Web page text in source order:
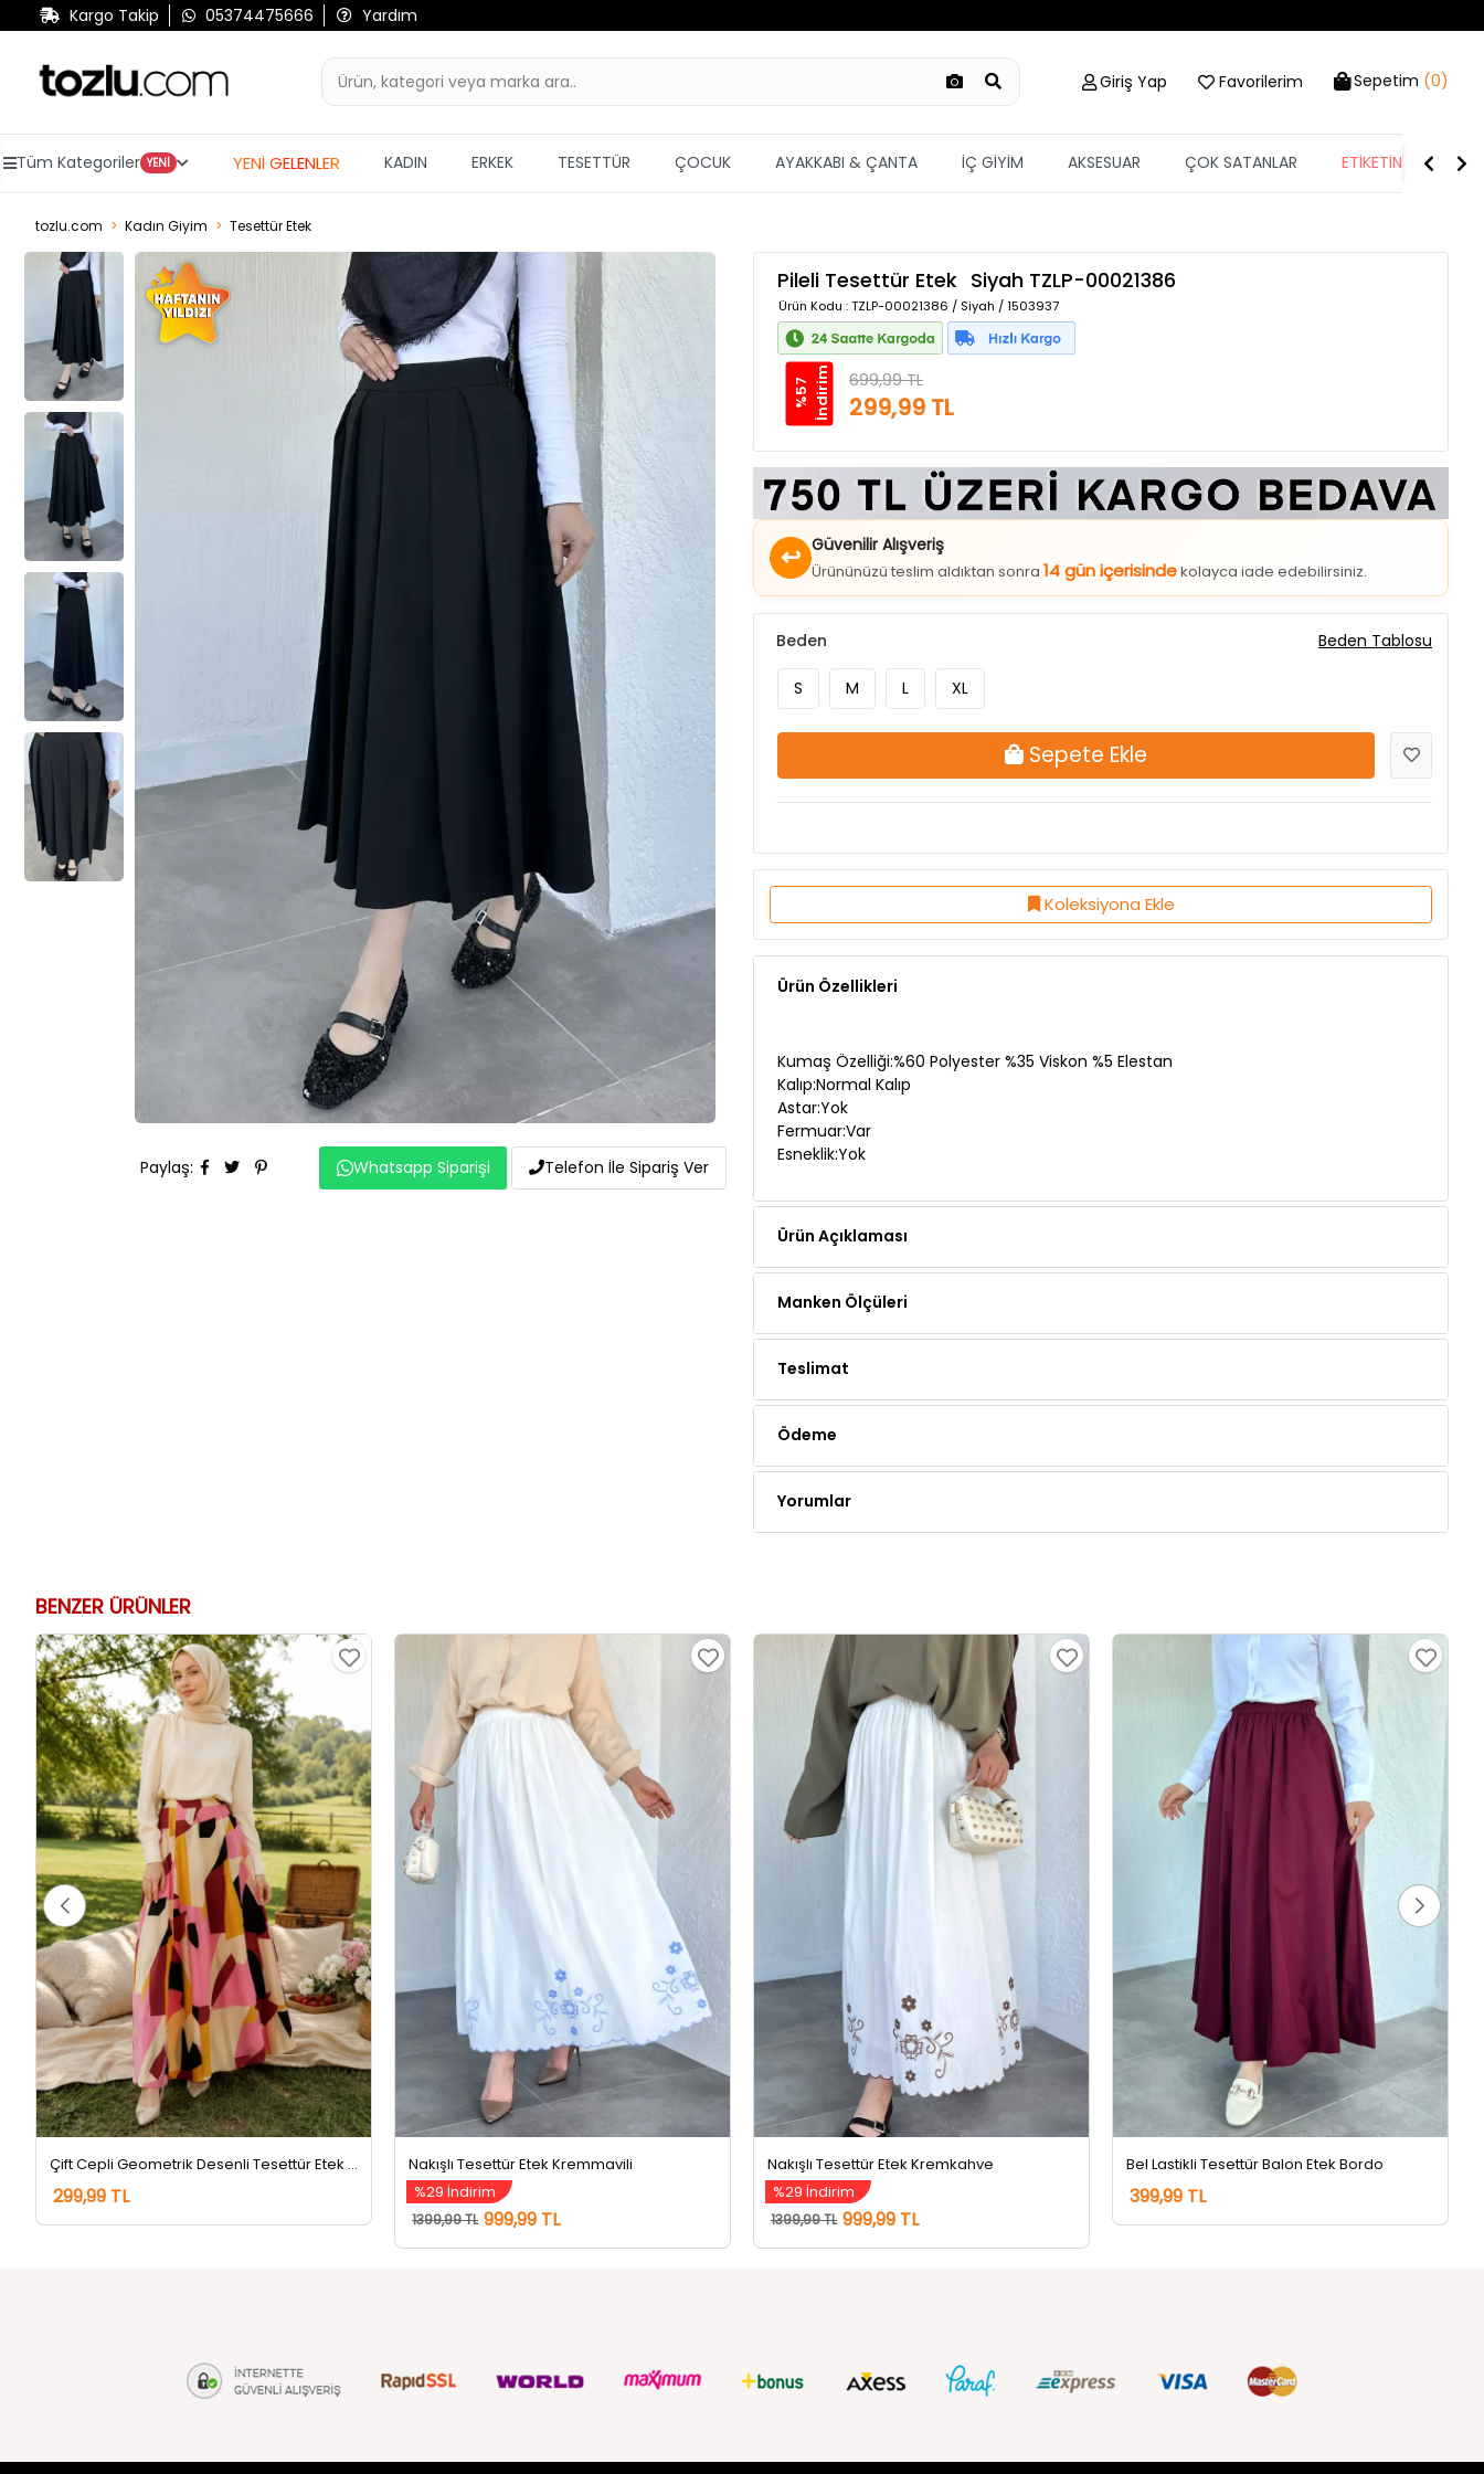
Kargo Takip 05374475666 Yardım
Giriş Yap Favorilerim Sepetim (0)
Tüm Kategoriler YENİ YENİ GELENLER KADIN ERKEK TESETTÜR ÇOCUK AYAKKABI & ÇANTA İÇ GİYİM AKSESUAR ÇOK SATANLAR ETİKETİN YARISI
tozlu.com Kadın Giyim Tesettür Etek
Paylaş: Whatsapp Siparişi Telefon İle Sipariş Ver
Pileli Tesettür Etek Siyah TZLP-00021386
Ürün Kodu : TZLP-00021386 / Siyah / 1503937
%
5
7
İ
n
d
i
r
i m 699,99 TL
299,99 TL
↩ Güvenilir Alışveriş
Ürününüzü teslim aldıktan sonra14 gün içerisindekolayca iade edebilirsiniz.
S
Koleksiyona Ekle
Ürün Özellikleri
Astar:Yok
Fermuar:Var
Esneklik:Yok
Manken Ölçüleri
Çift Cepli Geometrik Desenli Tesettür Etek Pembe
299,99 TL
Nakışlı Tesettür Etek Kremmavili
%29 İndirim
1399,99 TL 999,99 TL
Nakışlı Tesettür Etek Kremkahve
%29 İndirim
1399,99 TL 999,99 TL
Bel Lastikli Tesettür Balon Etek Bordo
399,99 TL